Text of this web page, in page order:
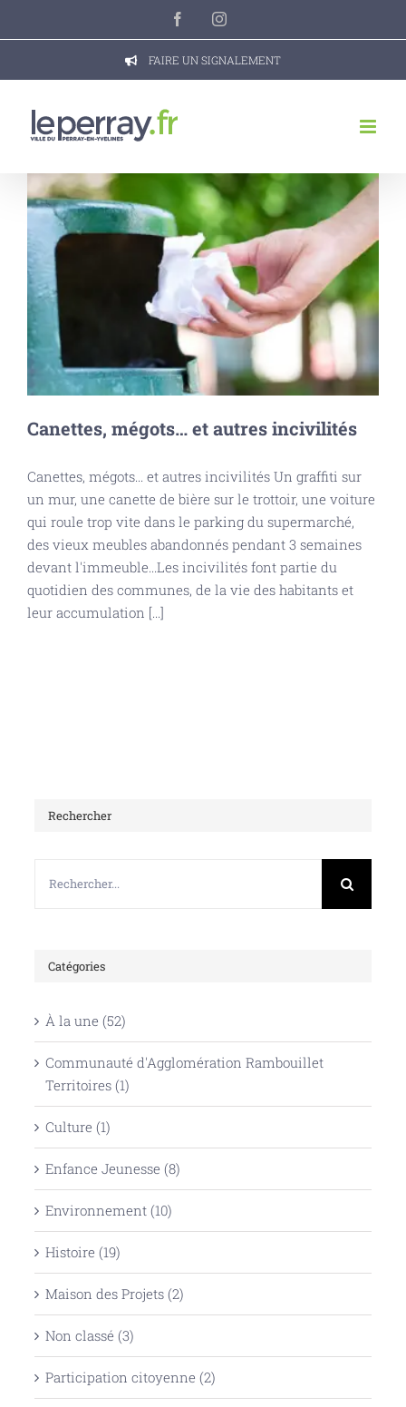
FacebookInstagram
FAIRE UN SIGNALEMENT
Canettes, mégots… et autres incivilités
Canettes, mégots... et autres incivilités Un graffiti sur
un mur, une canette de bière sur le trottoir, une voiture
qui roule trop vite dans le parking du supermarché,
des vieux meubles abandonnés pendant 3 semaines
devant l'immeuble...Les incivilités font partie du
quotidien des communes, de la vie des habitants et
leur accumulation [...]
Rechercher
Catégories
À la une (52)
Communauté d'Agglomération Rambouillet
Territoires (1)
Culture (1)
Enfance Jeunesse (8)
Environnement (10)
Histoire (19)
Maison des Projets (2)
Non classé (3)
Participation citoyenne (2)